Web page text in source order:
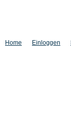
Home Einloggen